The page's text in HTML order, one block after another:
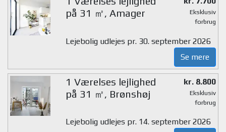
på 31 ㎡, Amager
Eksklusiv
forbrug
Lejebolig udlejes pr. 30. september 2026
Se mere
1 Værelses lejlighed
på 31 ㎡, Brønshøj
kr. 8.800
Eksklusiv
forbrug
Lejebolig udlejes pr. 14. september 2026